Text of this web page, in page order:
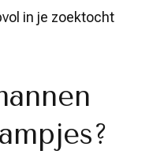
in je zoektocht